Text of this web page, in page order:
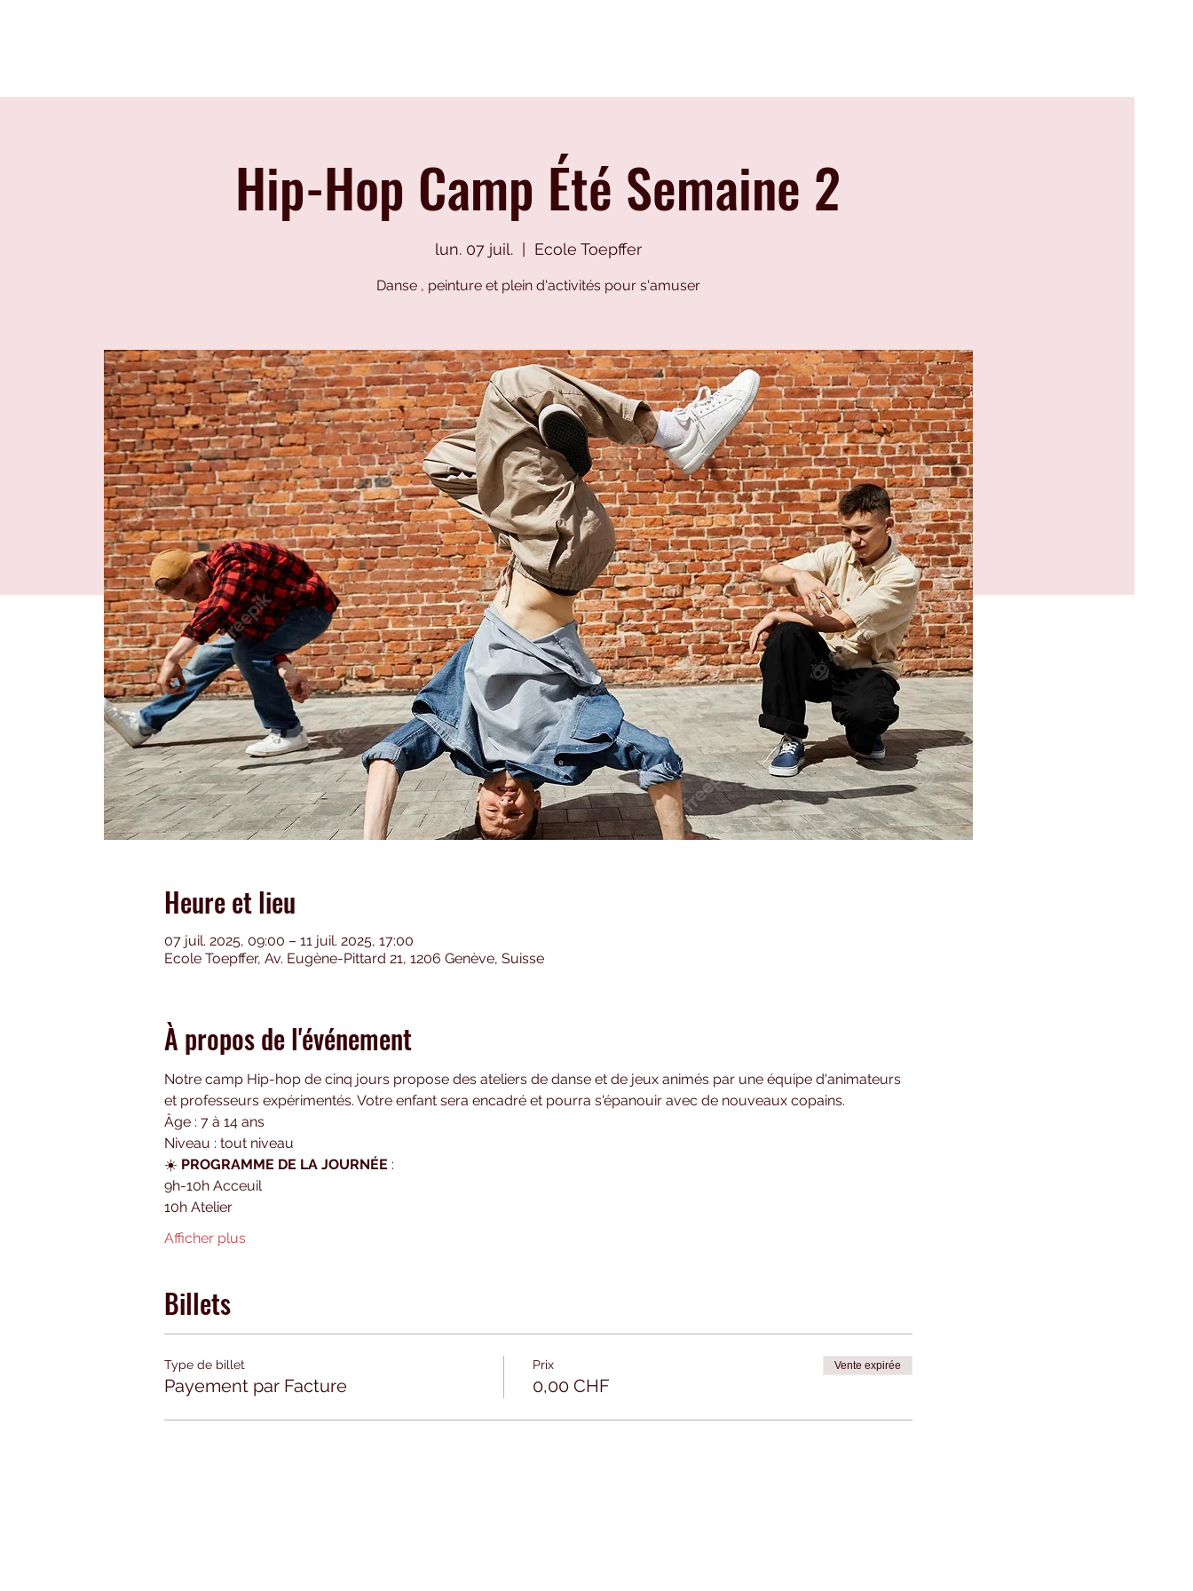
Hip-Hop Camp Été Semaine 2
lun. 07 juil.
  |
Ecole Toepffer
Danse , peinture et plein d'activités pour s'amuser
Heure et lieu
07 juil. 2025, 09:00 – 11 juil. 2025, 17:00
Ecole Toepffer, Av. Eugène-Pittard 21, 1206 Genève, Suisse
À propos de l'événement
Notre camp Hip-hop de cinq jours propose des ateliers de danse et de jeux animés par une équipe d'animateurs
et professeurs expérimentés. Votre enfant sera encadré et pourra s'épanouir avec de nouveaux copains.
Âge : 7 à 14 ans
Niveau : tout niveau
☀️ PROGRAMME DE LA JOURNÉE :
9h-10h Acceuil
10h Atelier
Afficher plus
Billets
Type de billet
Payement par Facture
Prix
0,00 CHF
Vente expirée